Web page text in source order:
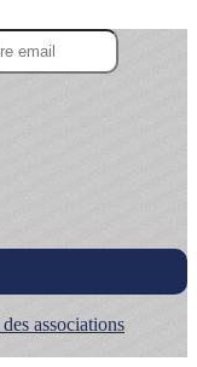
associations